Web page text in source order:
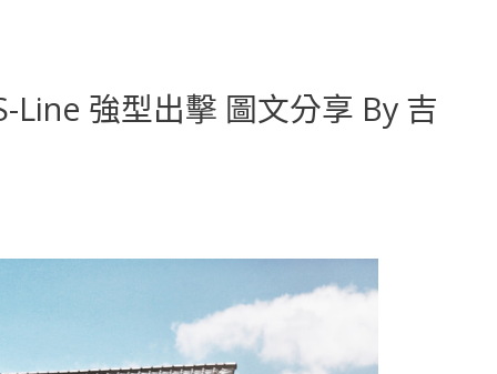
Line 強型出擊 圖文分享 By 吉